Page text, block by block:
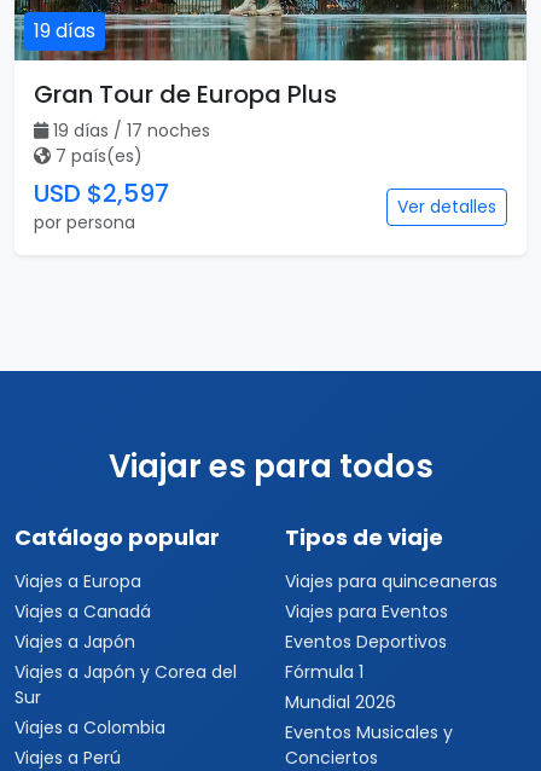
19 días
Gran Tour de Europa Plus
19 días / 17 noches
7 país(es)
USD $2,597
por persona
Ver detalles
Viajar es para todos
Catálogo popular
Viajes a Europa
Viajes a Canadá
Viajes a Japón
Viajes a Japón y Corea del
Sur
Viajes a Colombia
Viajes a Perú
Tipos de viaje
Viajes para quinceaneras
Viajes para Eventos
Eventos Deportivos
Fórmula 1
Mundial 2026
Eventos Musicales y
Conciertos